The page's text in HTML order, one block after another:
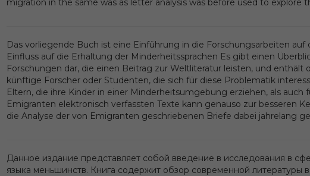
migration in the same was as letter analysis was before used to explore
Das vorliegende Buch ist eine Einführung in die Forschungsarbeiten
Einfluss auf die Erhaltung der Minderheitssprachen Es gibt einen
Forschungen dar, die einen Beitrag zur Weltliteratur leisten, und
künftige Forscher oder Studenten, die sich für diese Problematik
Eltern, die ihre Kinder in einer Minderheitsumgebung erziehen, als auch
Emigranten elektronisch verfassten Texte kann genauso zur besseren
die Analyse der von Emigranten geschriebenen Briefe dabei jahrelang
Данное издание представляет собой введение в исследования в
языка меньшинств. Книга содержит обзор современной литературы